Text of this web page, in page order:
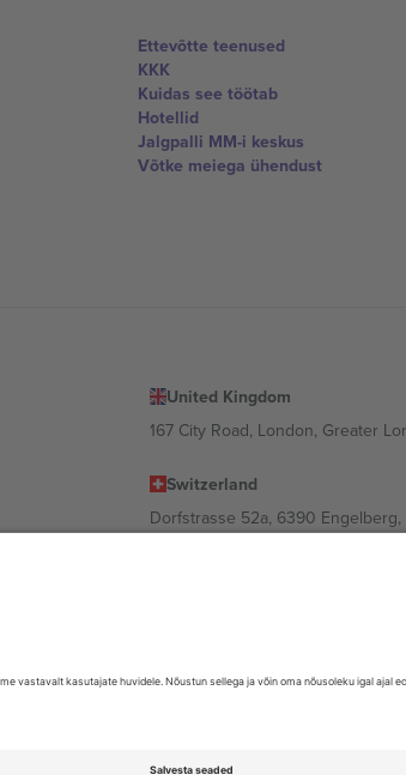
Ettevõtte teenused
KKK
Kuidas see töötab
Hotellid
Jalgpalli MM-i keskus
Võtke meiega ühendust
United Kingdom
167 City Road, London, Greater
Switzerland
Dorfstrasse 52a, 6390
CDMX, Mexico